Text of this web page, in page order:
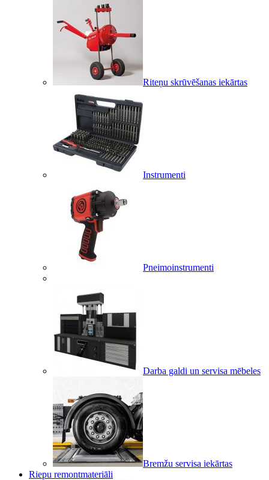
Riteņu skrūvēšanas iekārtas
Instrumenti
Pneimoinstrumenti
Darba galdi un servisa mēbeles
Bremžu servisa iekārtas
Riepu remontmateriāli